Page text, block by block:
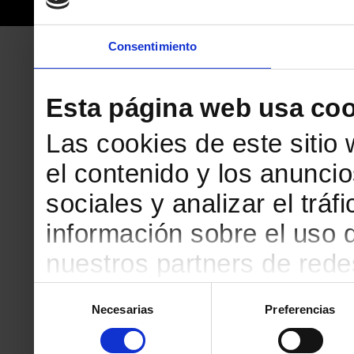
Consentimiento
Esta página web usa
Las cookies de este sitio
el contenido y los
sociales y analizar el
información sobre el uso
nuestros partners de
que les haya
consentimiento
Necesarias Preferencias